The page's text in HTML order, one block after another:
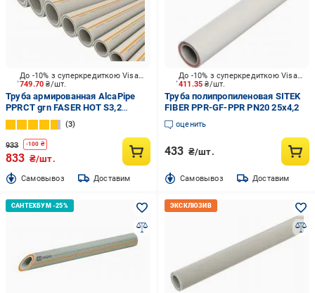
749.70₴/шт.
До -10% з суперкредиткою Visa Вигода
Труба армированная AlcaPipe
PPRCT grn FASER HOT S3,2
SDR7,4 25x3,5 4m
3
933 -100 ₴
833 ₴/шт.
Cамовывоз Доставим
411.35₴/шт.
До -10% з суперкредиткою Visa Вигода
Труба полипропиленовая SITEK
FIBER PPR-GF-PPR PN20 25х4,2
оценить
433 ₴/шт.
Cамовывоз Доставим